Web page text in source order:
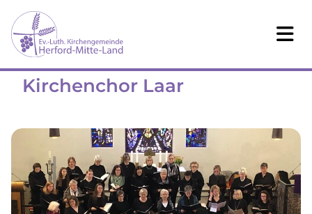
Kirchenchor Laar